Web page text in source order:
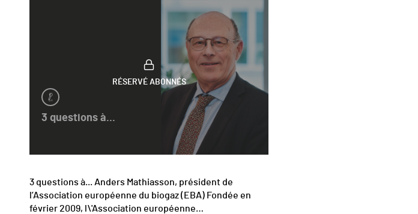
3 questions à...
RÉSERVÉ ABONNÉS
3 questions à... Anders Mathiasson, président de
l’Association européenne du biogaz (EBA) Fondée en
février 2009, l\'Association européenne…